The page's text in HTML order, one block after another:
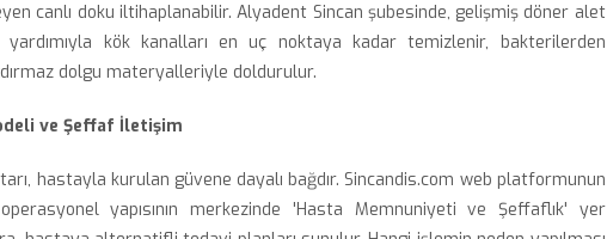
canlı doku iltihaplanabilir. Alyadent Sincan şubesinde, gelişmiş döner alet
kök kanalları en uç noktaya kadar temizlenir, bakterilerden
dolgu materyalleriyle doldurulur.
ve Şeffaf İletişim
hastayla kurulan güvene dayalı bağdır. Sincandis.com web platformunun
yapısının merkezinde 'Hasta Memnuniyeti ve Şeffaflık' yer